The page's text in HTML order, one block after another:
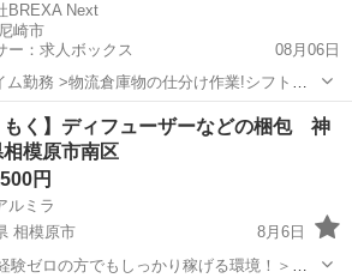
BREXA Next
崎市
ー：求人ボックス
08月06日
ム勤務 >物流倉庫物の仕分け作業!シフト制
きます 20～40代の男女活躍中!正社員登用
崎市> 物流倉庫物の仕分け作業 ・物流倉庫
...
もく】ディフューザーなどの梱包 神
模原市南区
円
ルミラ
相模原市
8月6日